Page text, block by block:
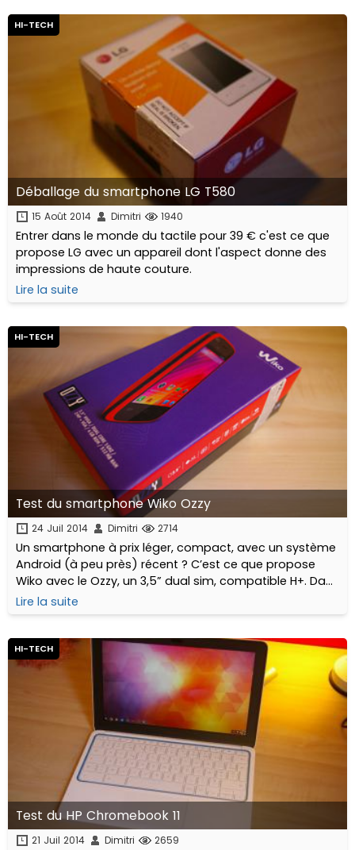
HI-TECH
Déballage du smartphone LG T580
15 Août 2014 Dimitri 1940
Entrer dans le monde du tactile pour 39 € c'est ce que
propose LG avec un appareil dont l'aspect donne des
impressions de haute couture.
Lire la suite
HI-TECH
Test du smartphone Wiko Ozzy
24 Juil 2014 Dimitri 2714
Un smartphone à prix léger, compact, avec un système
Android (à peu près) récent ? C’est ce que propose
Wiko avec le Ozzy, un 3,5” dual sim, compatible H+. Dans
ce test nous allons dresser une liste d’atouts et
inconvénients et détailler chacune de ses
Lire la suite
HI-TECH
Test du HP Chromebook 11
21 Juil 2014 Dimitri 2659